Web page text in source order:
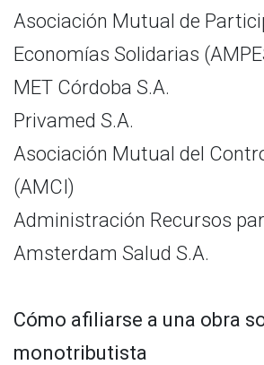
Asociación Mutual de
Economías Solidarias
MET Córdoba S.A.
Privamed S.A.
Asociación Mutual del
(AMCI)
Administración Recursos
Amsterdam Salud S.A.
Cómo afiliarse a una obra
monotributista